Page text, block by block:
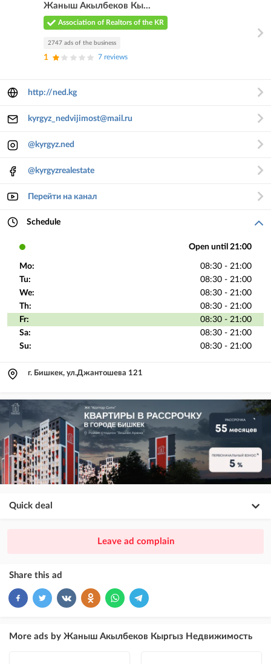
Жаныш Акылбеков Кы...
Association of Realtors of the KR
2747 ads of the business
1 7 reviews
http://ned.kg
kyrgyz_nedvijimost@mail.ru
@kyrgyz.ned
@kyrgyzrealestate
Перейти на канал
Schedule
Open until 21:00
Mo:
08:30 - 21:00
Tu:
08:30 - 21:00
We:
08:30 - 21:00
Th:
08:30 - 21:00
Fr:
08:30 - 21:00
Sa:
08:30 - 21:00
Su:
08:30 - 21:00
г. Бишкек, ул.Джантошева 121
Quick deal
ad placement above VIP + paid promotion on Instagram
VIP
ad placement above free ads
Leave ad complain
Share this ad
More ads by Жаныш Акылбеков Кыргыз Недвижимость